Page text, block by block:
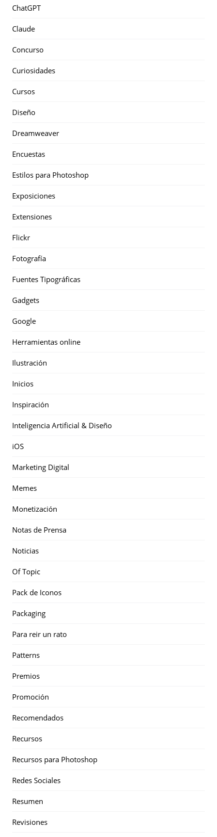
ChatGPT
Claude
Concurso
Curiosidades
Cursos
Diseño
Dreamweaver
Encuestas
Estilos para Photoshop
Exposiciones
Extensiones
Flickr
Fotografía
Fuentes Tipográficas
Gadgets
Google
Herramientas online
Ilustración
Inicios
Inspiración
Inteligencia Artificial & Diseño
iOS
Marketing Digital
Memes
Monetización
Notas de Prensa
Noticias
Of Topic
Pack de Iconos
Packaging
Para reir un rato
Patterns
Premios
Promoción
Recomendados
Recursos
Recursos para Photoshop
Redes Sociales
Resumen
Revisiones